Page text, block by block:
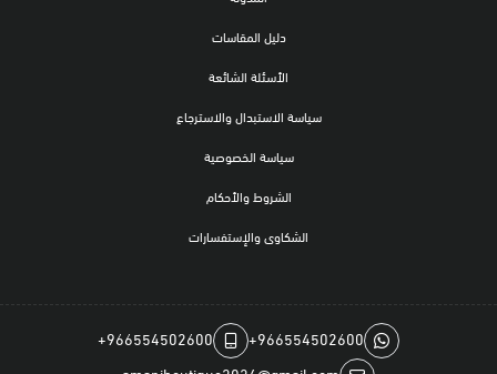
دليل المقاسات
الأسئلة الشائعة
سياسة الاستبدال والاسترجاع
سياسة الخصوصية
الشروط والأحكام
الشكاوى والإستفسارات
+966554502600
+966554502600